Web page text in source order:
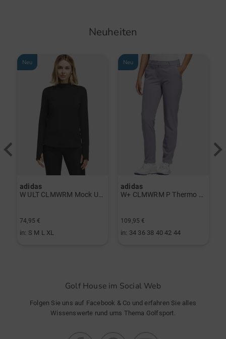
Neuheiten
Neu
adidas
74,95 €
in: S M L XL
Neu
adidas
109,95 €
in: 34 36 38 40 42 44
Golf House im Social Web
Folgen Sie uns auf Facebook & Co und erfahren Sie alles
Wissenswerte rund ums Thema Golfsport.